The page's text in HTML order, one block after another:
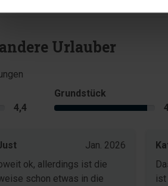
Urlauber
4,4
Grundstück
Jan. 2026
ok, allerdings ist die
schon etwas in die
ist